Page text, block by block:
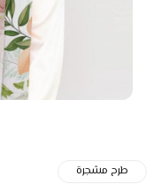
طرح مشجرة